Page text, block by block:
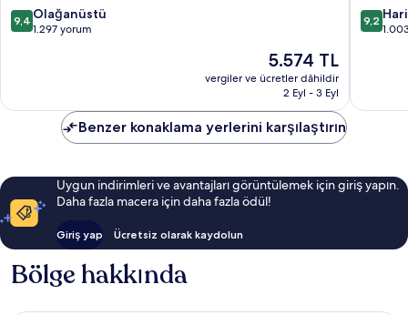
Şehir
Merkezi
10
üzerinden
9,4 Olağanüstü
1.297 yorum
Güncel
fiyat:
5.574 TL
5.574 TL
vergiler ve ücretler dâhildir
2 Eyl - 3 Eyl
10
9,2
Benzer konaklama yerlerini karşılaştırın
Uygun indirimleri ve avantajları görüntülemek için giriş yapın.
Daha fazla macera için daha fazla ödül!
Giriş yap Ücretsiz olarak kaydolun
Bölge hakkında